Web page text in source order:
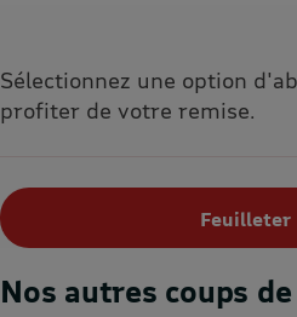
Sélectionnez une option
profiter de votre remise.
Feuilleter
Nos autres coups